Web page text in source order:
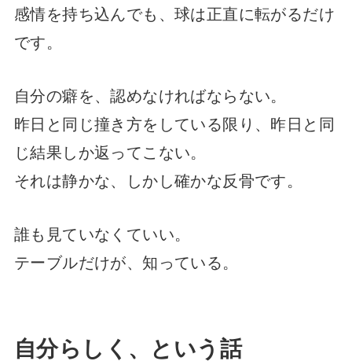
感情を持ち込んでも、球は正直に転がるだけ
です。
自分の癖を、認めなければならない。
昨日と同じ撞き方をしている限り、昨日と同
じ結果しか返ってこない。
それは静かな、しかし確かな反骨です。
誰も見ていなくていい。
テーブルだけが、知っている。
自分らしく、という話